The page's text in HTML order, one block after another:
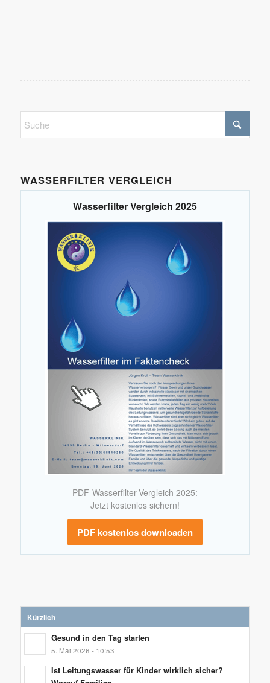
WASSERFILTER VERGLEICH
Wasserfilter Vergleich 2025
PDF-Wasserfilter-Vergleich 2025:
Jetzt kostenlos sichern!
PDF kostenlos downloaden
Kürzlich
Gesund in den Tag starten
5. Mai 2026 - 10:53
Ist Leitungswasser für Kinder wirklich sicher?